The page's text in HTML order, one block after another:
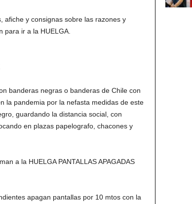
afiche y consignas sobre las razones y
para ir a la HUELGA.
banderas negras o banderas de Chile con
la pandemia por la nefasta medidas de este
guardando la distancia social, con
en plazas papelografo, chacones y
a la HUELGA PANTALLAS APAGADAS
apagan pantallas por 10 mtos con la